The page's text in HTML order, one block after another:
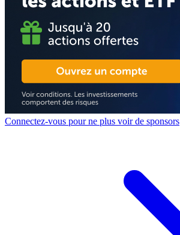
Connectez-vous pour ne plus voir de sponsors